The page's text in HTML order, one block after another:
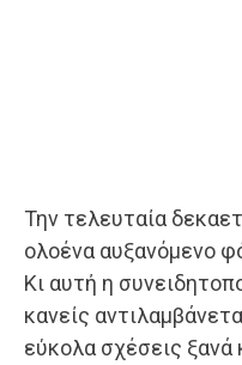
Την τελευταία
ολοένα αυξανόμενο
Κι αυτή η
κανείς
εύκολα σχέσεις ξανά